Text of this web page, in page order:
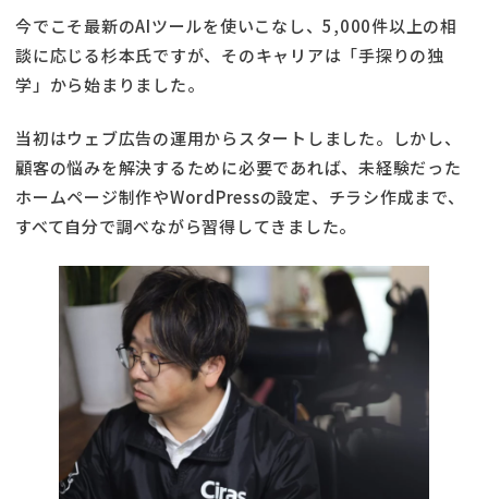
今でこそ最新のAIツールを使いこなし、5,000件以上の相
談に応じる杉本氏ですが、そのキャリアは「手探りの独
学」から始まりました。
当初はウェブ広告の運用からスタートしました。しかし、
顧客の悩みを解決するために必要であれば、未経験だった
ホームページ制作やWordPressの設定、チラシ作成まで、
すべて自分で調べながら習得してきました。